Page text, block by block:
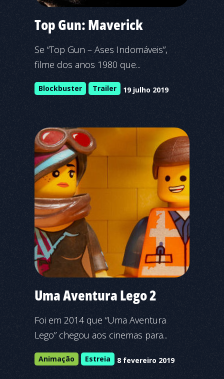
Top Gun: Maverick
Se “Top Gun – Ases Indomáveis”,
filme dos anos 1980 que...
Blockbuster Trailer 19 julho 2019
Uma Aventura Lego 2
Foi em 2014 que “Uma Aventura
Lego” chegou aos cinemas para...
Animação Estreia 8 fevereiro 2019